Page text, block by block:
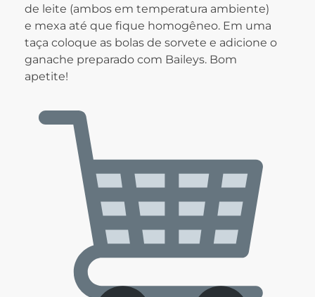
de leite (ambos em temperatura ambiente)
e mexa até que fique homogêneo. Em uma
taça coloque as bolas de sorvete e adicione o
ganache preparado com Baileys. Bom
apetite!